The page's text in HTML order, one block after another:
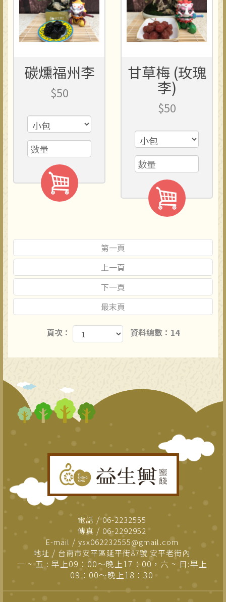
碳燻福州李
$50
甘草梅 (玫瑰
李)
$50
第一頁
上一頁
下一頁
最末頁
頁次： 資料總數：14
電話
06-2232555
傳真
06-2292952
E-mail
ysx062232555@gmail.com
地址
台南市安平區延平街87號 安平老街內
一 ~ 五 : 早上09：00～晚上17：00，六 ~ 日:早上
09：00～晚上18：30